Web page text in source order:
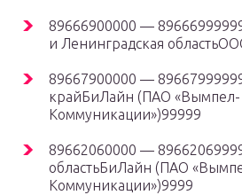
89666900000 —
и Ленинградская
89667900000 —
крайБиЛайн (ПАО «Вымпел-
Коммуникации»)99999
89662060000 —
областьБиЛайн (ПАО
Коммуникации»)9999